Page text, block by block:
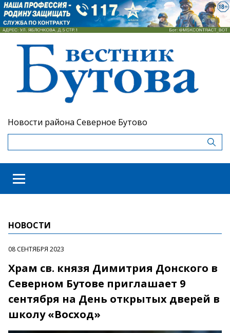
Новости района Северное Бутово
НОВОСТИ
08 СЕНТЯБРЯ 2023
Храм св. князя Димитрия Донского в
Северном Бутове приглашает 9
сентября на День открытых дверей в
школу «Восход»